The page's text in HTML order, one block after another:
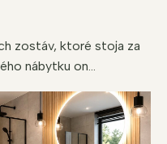
zostáv, ktoré stoja za
nábytku on...